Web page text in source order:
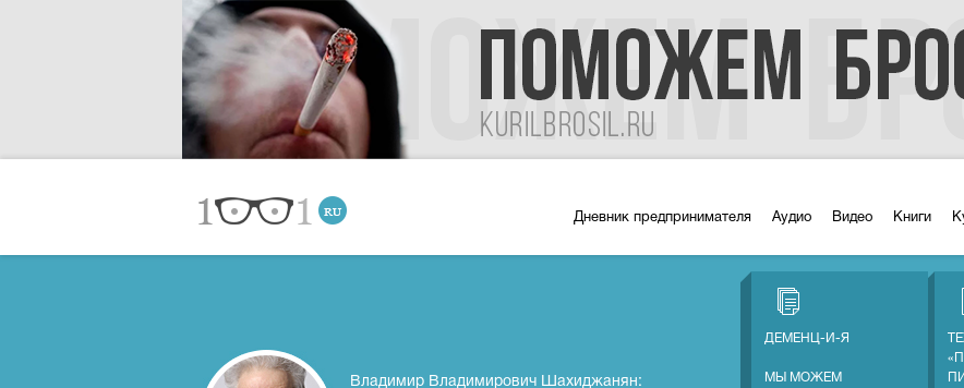
Дневник предпринимателя Аудио Видео Книги
Владимир Владимирович Шахиджанян:
ДЕМЕНЦ-И-Я
МЫ МОЖЕМ